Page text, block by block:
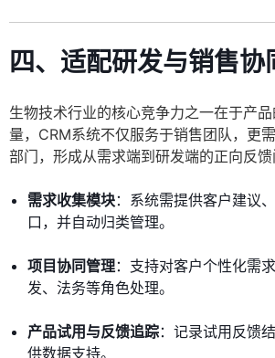
四、适配研发与销售协
生物技术行业的核心竞争力之一在于产
量，CRM系统不仅服务于销售团队，更
部门，形成从需求端到研发端的正向反馈
需求收集模块：系统需提供客户建议
口，并自动归类管理。
项目协同管理：支持对客户个性化需
发、法务等角色处理。
产品试用与反馈追踪：记录试用反馈
供数据支持。